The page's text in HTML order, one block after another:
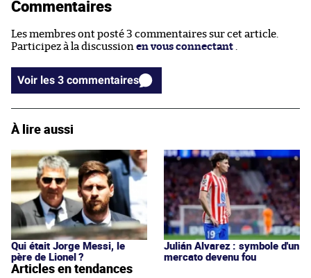
Commentaires
Les membres ont posté 3 commentaires sur cet article.
Participez à la discussion en vous connectant .
Voir les 3 commentaires
À lire aussi
Qui était Jorge Messi, le
père de Lionel ?
Julián Alvarez : symbole d'un
mercato devenu fou
Articles en tendances